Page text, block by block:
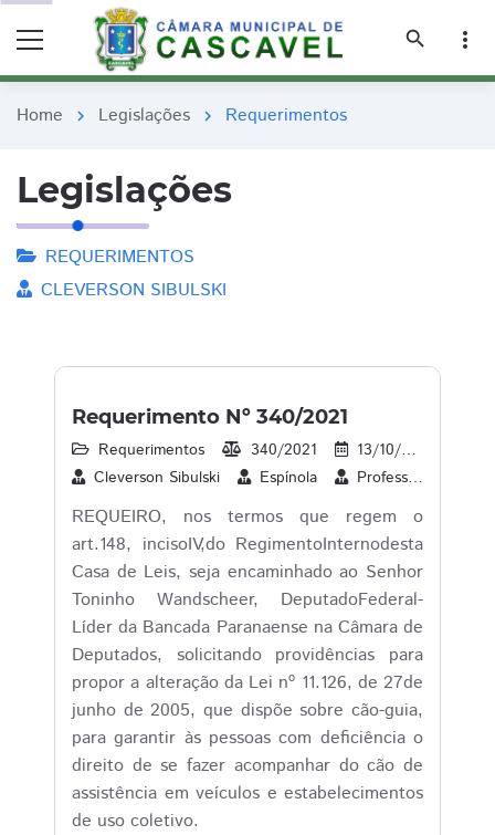
search
more_vert
Home chevron_right Legislações chevron_right Requerimentos
Legislações
REQUERIMENTOS
CLEVERSON SIBULSKI
Requerimento Nº 340/2021
Requerimentos 340/2021 13/10/2021
Cleverson Sibulski
Espínola Professora Beth Leal
REQUEIRO, nos termos que regem o
art.148, incisoIV,do RegimentoInternodesta
Casa de Leis, seja encaminhado ao Senhor
Toninho Wandscheer, DeputadoFederal-
Líder da Bancada Paranaense na Câmara de
Deputados, solicitando providências para
propor a alteração da Lei nº 11.126, de 27de
junho de 2005, que dispõe sobre cão-guia,
para garantir às pessoas com deficiência o
direito de se fazer acompanhar do cão de
assistência em veículos e estabelecimentos
de uso coletivo.